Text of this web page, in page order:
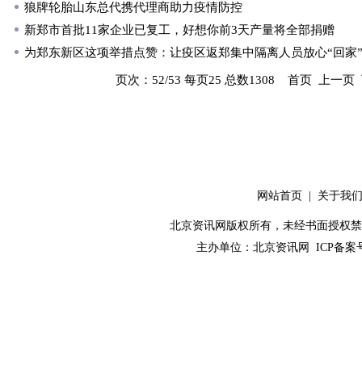
狼牌轮胎山东总代携代理商助力疫情防控
新郑市首批11家企业已复工，好想你前3天产量将全部捐赠
为郑东新区这项举措点赞：让疫区返郑集中隔离人员放心“回家
页次：52/53 每页25 总数1308 首页 上一页
网站首页 关于我们
北京资讯网版权所有，未经书面授权
主办单位： 北京资讯网 ICP备案